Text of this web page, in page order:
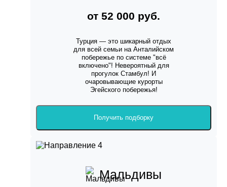
от 52 000 руб.
Турция — это шикарный отдых
для всей семьи на Анталийском
побережье по системе "всё
включено"! Невероятный для
прогулок Стамбул! И
очаровывающие курорты
Эгейского побережья!
Получить подборку
Мальдивы